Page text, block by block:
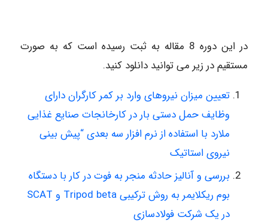
در این دوره 8 مقاله به ثبت رسیده است که به صورت
مستقیم در زیر می توانید دانلود کنید.
تعیین میزان نیروهای وارد بر کمر کارگران دارای
وظایف حمل دستی بار در کارخانجات صنایع غذایی
ملارد با استفاده از نرم افزار سه بعدی “پیش بینی
نیروی استاتیک
بررسی و آنالیز حادثه منجر به فوت در کار با دستگاه
بوم ریکلایمر به روش ترکیبی Tripod beta و SCAT
در یک شرکت فولادسازی